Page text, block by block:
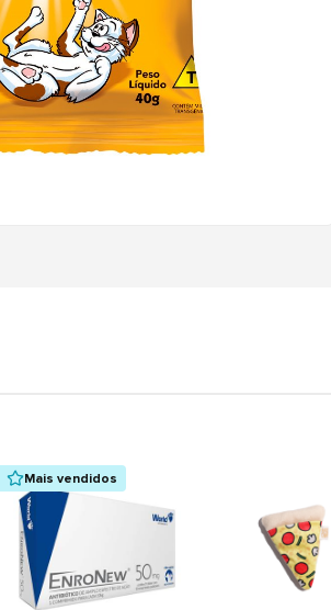
Mais vendidos